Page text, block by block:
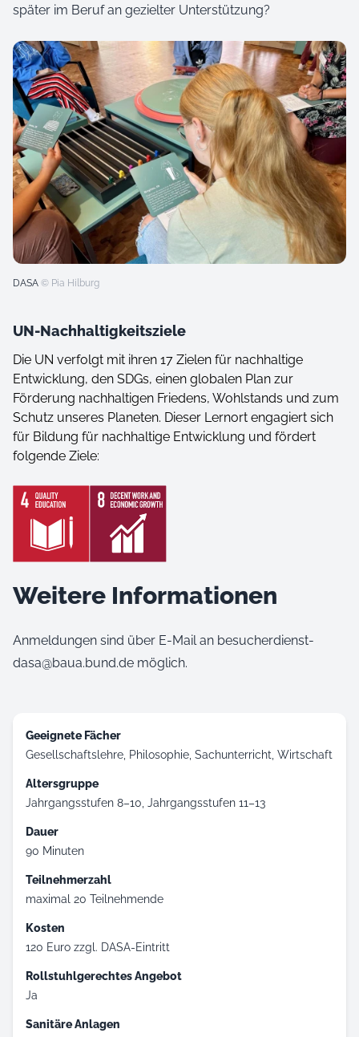
später im Beruf an gezielter Unterstützung?
DASA © Pia Hilburg
UN-Nachhaltigkeitsziele
Die UN verfolgt mit ihren 17 Zielen für nachhaltige
Entwicklung, den SDGs, einen globalen Plan zur
Förderung nachhaltigen Friedens, Wohlstands und zum
Schutz unseres Planeten. Dieser Lernort engagiert sich
für Bildung für nachhaltige Entwicklung und fördert
folgende Ziele:
Weitere Informationen
Anmeldungen sind über E-Mail an besucherdienst-
dasa@baua.bund.de möglich.
Geeignete Fächer
Gesellschaftslehre Philosophie Sachunterricht Wirtschaft
Altersgruppe
Jahrgangsstufen 8–10 Jahrgangsstufen 11–13
Dauer
90 Minuten
Teilnehmerzahl
maximal 20 Teilnehmende
Kosten
120 Euro zzgl. DASA-Eintritt
Rollstuhlgerechtes Angebot
Ja
Sanitäre Anlagen